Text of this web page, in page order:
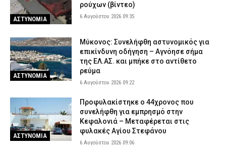
ΑΣΤΥΝΟΜΙΑ
ρούχων (βίντεο)
6 Αυγούστου 2026 09:35
ΑΣΤΥΝΟΜΙΑ
Μύκονος: Συνελήφθη αστυνομικός για
επικίνδυνη οδήγηση – Αγνόησε σήμα
της ΕΛ.ΑΣ. και μπήκε στο αντίθετο
ρεύμα
6 Αυγούστου 2026 09:22
ΑΣΤΥΝΟΜΙΑ
Προφυλακίστηκε ο 44χρονος που
συνελήφθη για εμπρησμό στην
Κεφαλονιά – Μεταφέρεται στις
φυλακές Αγίου Στεφάνου
6 Αυγούστου 2026 09:06